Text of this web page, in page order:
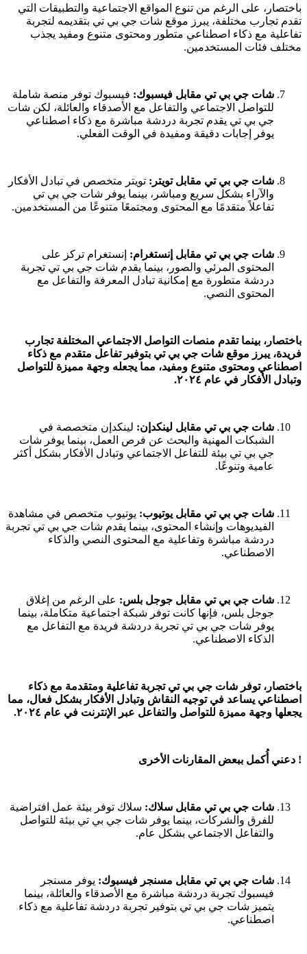
باختصار، على الرغم من تنوع المواقع الاجتماعية والتطبيقات التي
تقدم تجارب مختلفة، يبرز موقع شات جي بي تي بتقديمه لتجربة
تفاعلية مع ذكاء اصطناعي متطور ومحتوى متنوع ومفيد يجذب
مختلف فئات المستخدمين.
شات جي بي تي مقابل فيسبوك: فيسبوك توفر منصة شاملة
للتواصل الاجتماعي والتفاعل مع الأصدقاء والعائلة، لكن شات
جي بي تي يقدم تجربة دردشة مباشرة مع ذكاء اصطناعي
يوفر إجابات دقيقة ومفيدة في الوقت الفعلي.
شات جي بي تي مقابل تويتر: تويتر متخصص في تبادل الأفكار
والآراء بشكل سريع ومباشر، بينما يوفر شات جي بي تي
تفاعلاً متقدمًا مع المحتوى ومجتمعًا متنوعًا من المستخدمين.
شات جي بي تي مقابل إنستغرام: إنستغرام تركز على
المحتوى المرئي والصور، بينما يقدم شات جي بي تي تجربة
دردشة متطورة مع إمكانية تبادل المعرفة والتفاعل مع
المحتوى النصي.
باختصار، بينما تقدم منصات التواصل الاجتماعي المختلفة تجارب
فريدة، يبرز موقع شات جي بي تي بتوفير تفاعل متقدم مع ذكاء
اصطناعي ومحتوى متنوع ومفيد، مما يجعله وجهة مميزة للتواصل
وتبادل الأفكار في عام ٢٠٢٤.
شات جي بي تي مقابل لينكدإن: لينكدإن متخصصة في
الشبكات المهنية والبحث عن فرص العمل، بينما يوفر شات
جي بي تي بيئة للتفاعل الاجتماعي وتبادل الأفكار بشكل أكثر
عامية وتنوعًا.
شات جي بي تي مقابل يوتيوب: يوتيوب متخصص في مشاهدة
الفيديوهات وإنشاء المحتوى، بينما يقدم شات جي بي تي تجربة
دردشة مباشرة وتفاعلية مع المحتوى النصي والذكاء
الاصطناعي.
شات جي بي تي مقابل جوجل بلس: على الرغم من إغلاق
جوجل بلس، فإنها كانت توفر شبكة اجتماعية متكاملة، بينما
يوفر شات جي بي تي تجربة دردشة فريدة مع التفاعل مع
الذكاء الاصطناعي.
باختصار، توفر شات جي بي تي تجربة تفاعلية ومتقدمة مع ذكاء
اصطناعي يساعد في توجيه النقاش وتبادل الأفكار بشكل فعال، مما
يجعلها وجهة مميزة للتواصل والتفاعل عبر الإنترنت في عام ٢٠٢٤.
! دعني أُكمل ببعض المقارنات الأخرى
شات جي بي تي مقابل سلاك: سلاك توفر بيئة عمل افتراضية
للفرق والشركات، بينما يوفر شات جي بي تي بيئة للتواصل
والتفاعل الاجتماعي بشكل عام.
شات جي بي تي مقابل مسنجر فيسبوك: يوفر مسنجر
فيسبوك تجربة دردشة مباشرة مع الأصدقاء والعائلة، بينما
يتميز شات جي بي تي بتوفير تجربة دردشة تفاعلية مع ذكاء
اصطناعي.